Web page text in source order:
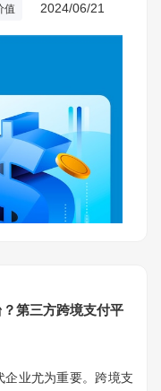
用户体验方面发挥了
在跨境电商服务中的
值 2024/06/21
第三方跨境支付平
业尤为重要。跨境支